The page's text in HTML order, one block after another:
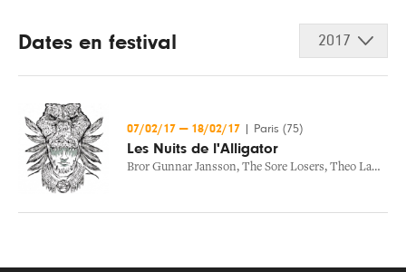
Dates en festival 2017
07/02/17 — 18/02/17 Paris (75)
Les Nuits de l'Alligator
Bror Gunnar Jansson, The Sore Losers, Theo Lawrence And The Hearts